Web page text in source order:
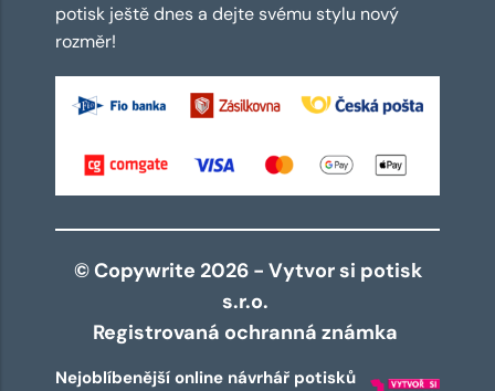
potisk ještě dnes a dejte svému stylu nový
rozměr!
© Copywrite 2026 - Vytvor si potisk
s.r.o.
Registrovaná ochranná známka
Nejoblíbenější online návrhář potisků